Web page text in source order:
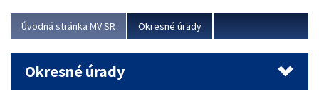
Viac
Úvodná stránka MV SR Okresné úrady
Okresné úrady